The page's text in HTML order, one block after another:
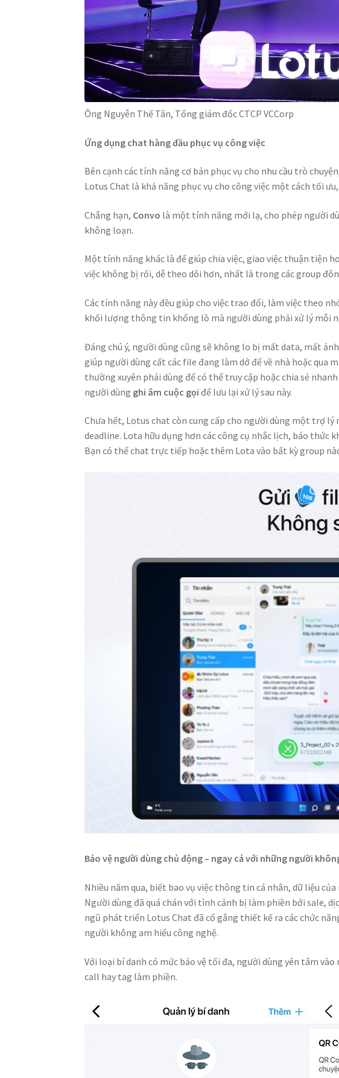
Ông Nguyễn Thế Tân, Tổng giám đốc CTCP VCCorp
Ứng dụng chat hàng đầu phục vụ công việc
Bên cạnh các tính năng cơ bản phục vụ cho nhu cầu trò
Lotus Chat là khả năng phục vụ cho công việc một cách tối
Chẳng hạn, Convo là một tính năng mới lạ, cho phép người
không loạn.
Một tính năng khác là để giúp chia việc, giao việc thuận tiện
việc không bị rối, dễ theo dõi hơn, nhất là trong các group
Các tính năng này đều giúp cho việc trao đổi, làm việc theo
khối lượng thông tin khổng lồ mà người dùng phải xử lý mỗi
Đáng chú ý, người dùng cũng sẽ không lo bị mất data, mất
giúp người dùng cất các file đang làm dở để về nhà hoặc qua
thường xuyên phải dùng để có thể truy cập hoặc chia sẻ
người dùng ghi âm cuộc gọi để lưu lại xử lý sau này.
Chưa hết, Lotus chat còn cung cấp cho người dùng một trợ lý
deadline. Lota hữu dụng hơn các công cụ nhắc lịch, báo thức
Bạn có thể chat trực tiếp hoặc thêm Lota vào bất kỳ group
Bảo vệ người dùng chủ động – ngay cả với những người
Nhiều năm qua, biết bao vụ việc thông tin cá nhân, dữ liệu
Người dùng đã quá chán với tình cảnh bị làm phiền bởi sale,
ngũ phát triển Lotus Chat đã cố gắng thiết kế ra các chức
người không am hiểu công nghệ.
Với loại bí danh có mức bảo vệ tối đa, người dùng yên tâm
call hay tag làm phiền.